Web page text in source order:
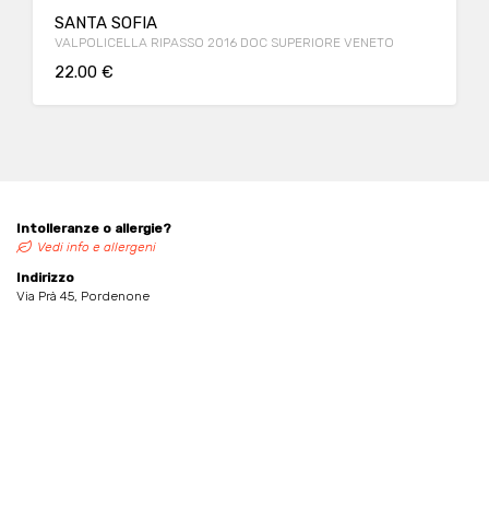
SANTA SOFIA
VALPOLICELLA RIPASSO 2016 DOC SUPERIORE VENETO
22.00 €
Intolleranze o allergie?
Vedi info e allergeni
Indirizzo
Via Prà 45, Pordenone